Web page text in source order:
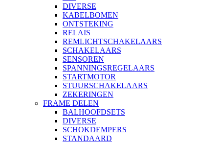
DIVERSE
KABELBOMEN
ONTSTEKING
RELAIS
REMLICHTSCHAKELAARS
SCHAKELAARS
SENSOREN
SPANNINGSREGELAARS
STARTMOTOR
STUURSCHAKELAARS
ZEKERINGEN
FRAME DELEN
BALHOOFDSETS
DIVERSE
SCHOKDEMPERS
STANDAARD